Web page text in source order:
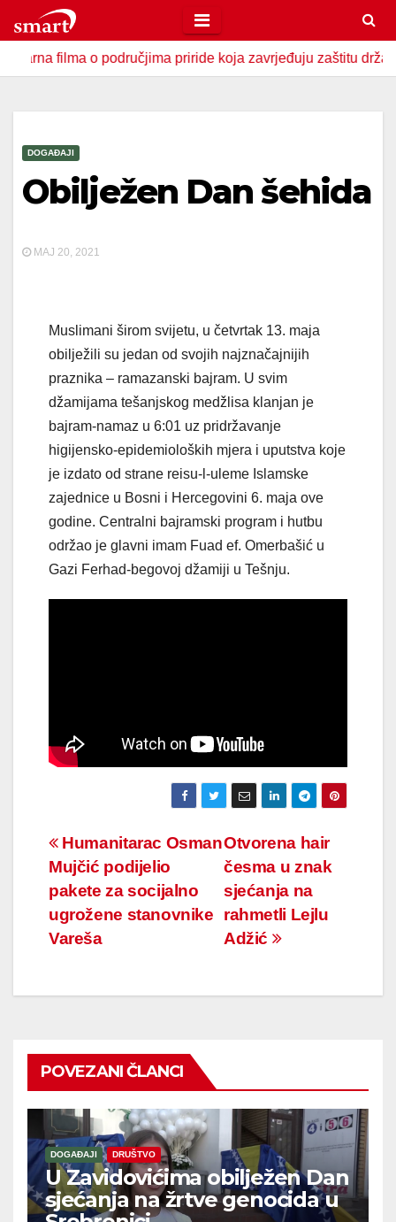
to
contento područjima priride koja zavrjeđuju zaštitu države
DOGAĐAJI
Obilježen Dan šehida
MAJ 20, 2021
Muslimani širom svijetu, u četvrtak 13. maja
obilježili su jedan od svojih najznačajnijih
praznika – ramazanski bajram. U svim
džamijama tešanjskog medžlisa klanjan je
bajram-namaz u 6:01 uz pridržavanje
higijensko-epidemioloških mjera i uputstva koje
je izdato od strane reisu-l-uleme Islamske
zajednice u Bosni i Hercegovini 6. maja ove
godine. Centralni bajramski program i hutbu
održao je glavni imam Fuad ef. Omerbašić u
Gazi Ferhad-begovoj džamiji u Tešnju.
Navigacija
članaka
Otvorena hair
česma u znak
sjećanja na
rahmetli Lejlu
Adžić
Humanitarac Osman
Mujčić podijelio
pakete za socijalno
ugrožene stanovnike
Vareša
POVEZANI ČLANCI
DOGAĐAJI DRUŠTVO
U Zavidovićima obilježen Dan
sjećanja na žrtve genocida u